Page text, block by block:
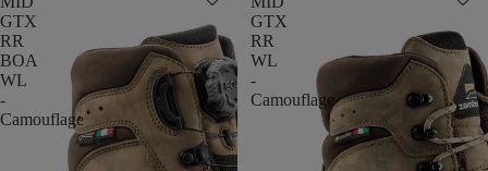
GTX
RR
BOA
WL
-
Camouflage
GTX
RR
WL
-
Camouflage